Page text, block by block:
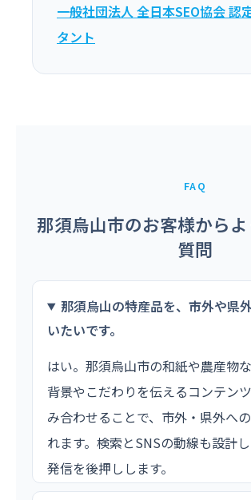
一般社団法人 全日本SEO協会 認
タント
FAQ
那須烏山市のお客様から
質問
那須烏山の特産品を、市外や県
いたいです。
はい。那須烏山市の和紙や農産物
背景やこだわりを伝えるコンテン
み合わせることで、市外・県外へ
れます。検索とSNSの動線も設計
発信を後押しします。